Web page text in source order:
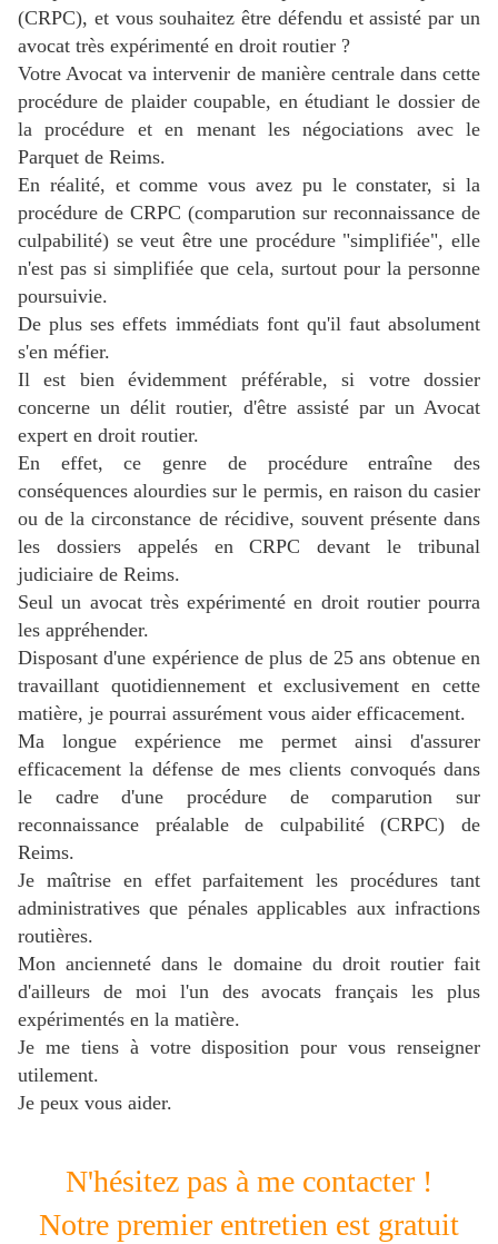
(CRPC), et vous souhaitez être défendu et assisté par un
avocat très expérimenté en droit routier ?
Votre Avocat va intervenir de manière centrale dans cette
procédure de plaider coupable, en étudiant le dossier de
la procédure et en menant les négociations avec le
Parquet de Reims.
En réalité, et comme vous avez pu le constater, si la
procédure de CRPC (comparution sur reconnaissance de
culpabilité) se veut être une procédure "simplifiée", elle
n'est pas si simplifiée que cela, surtout pour la personne
poursuivie.
De plus ses effets immédiats font qu'il faut absolument
s'en méfier.
Il est bien évidemment préférable, si votre dossier
concerne un délit routier, d'être assisté par un Avocat
expert en droit routier.
En effet, ce genre de procédure entraîne des
conséquences alourdies sur le permis, en raison du casier
ou de la circonstance de récidive, souvent présente dans
les dossiers appelés en CRPC devant le tribunal
judiciaire de Reims.
Seul un avocat très expérimenté en droit routier pourra
les appréhender.
Disposant d'une expérience de plus de 25 ans obtenue en
travaillant quotidiennement et exclusivement en cette
matière, je pourrai assurément vous aider efficacement.
Ma longue expérience me permet ainsi d'assurer
efficacement la défense de mes clients convoqués dans
le cadre d'une procédure de comparution sur
reconnaissance préalable de culpabilité (CRPC) de
Reims.
Je maîtrise en effet parfaitement les procédures tant
administratives que pénales applicables aux infractions
routières.
Mon ancienneté dans le domaine du droit routier fait
d'ailleurs de moi l'un des avocats français les plus
expérimentés en la matière.
Je me tiens à votre disposition pour vous renseigner
utilement.
Je peux vous aider.
N'hésitez pas à me contacter !
Notre premier entretien est gratuit